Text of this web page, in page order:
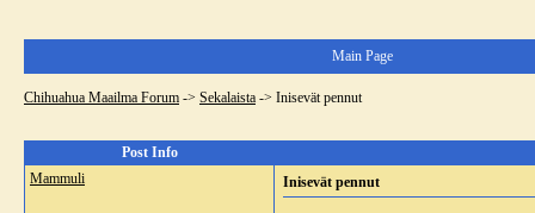
Main Page
Chihuahua Maailma Forum -> Sekalaista -> Inisevät pennut
Post Info
Mammuli
Inisevät pennut